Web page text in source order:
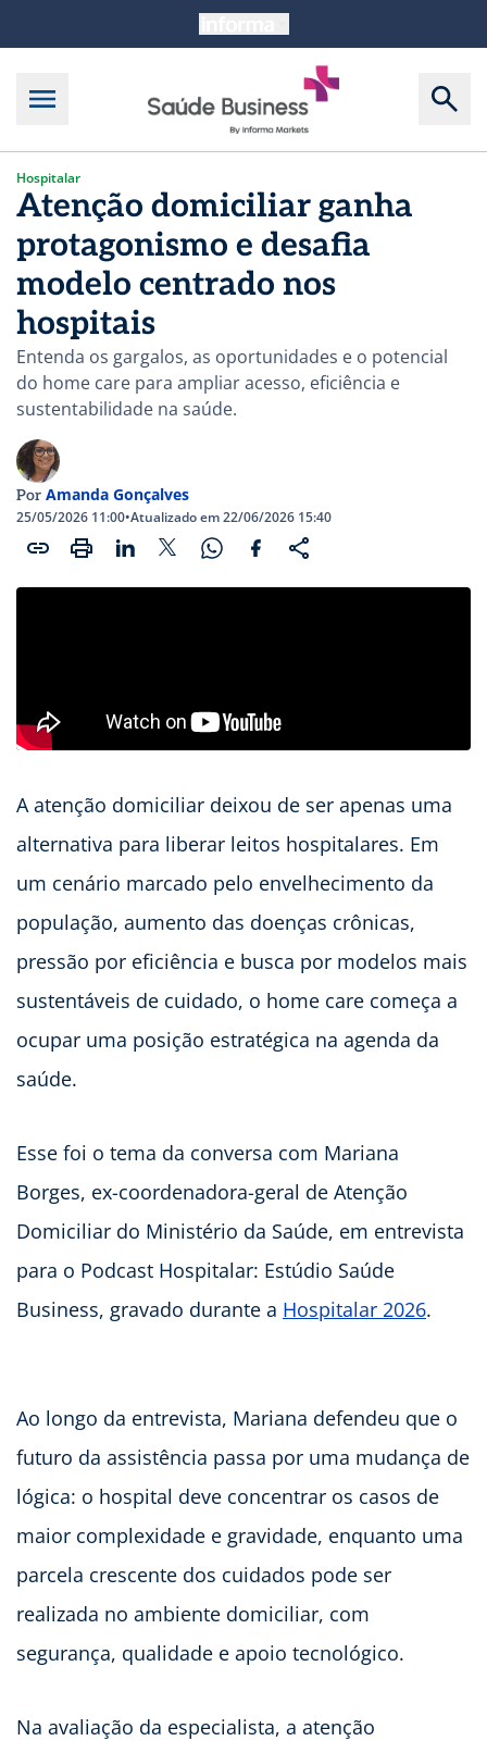
Hospitalar
Atenção domiciliar ganha
protagonismo e desafia
modelo centrado nos
hospitais
Entenda os gargalos, as oportunidades e o potencial
do home care para ampliar acesso, eficiência e
sustentabilidade na saúde.
Por Amanda Gonçalves
25/05/2026 11:00•Atualizado em 22/06/2026 15:40
A atenção domiciliar deixou de ser apenas uma
alternativa para liberar leitos hospitalares. Em
um cenário marcado pelo envelhecimento da
população, aumento das doenças crônicas,
pressão por eficiência e busca por modelos mais
sustentáveis de cuidado, o home care começa a
ocupar uma posição estratégica na agenda da
saúde.
Esse foi o tema da conversa com Mariana
Borges, ex-coordenadora-geral de Atenção
Domiciliar do Ministério da Saúde, em entrevista
para o Podcast Hospitalar: Estúdio Saúde
Business, gravado durante a Hospitalar 2026.
Ao longo da entrevista, Mariana defendeu que o
futuro da assistência passa por uma mudança de
lógica: o hospital deve concentrar os casos de
maior complexidade e gravidade, enquanto uma
parcela crescente dos cuidados pode ser
realizada no ambiente domiciliar, com
segurança, qualidade e apoio tecnológico.
Na avaliação da especialista, a atenção